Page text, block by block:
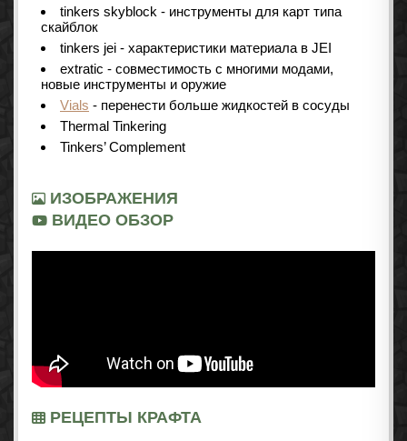
tinkers skyblock - инструменты для карт типа
скайблок
tinkers jei - характеристики материала в JEI
extratic - совместимость с многими модами,
новые инструменты и оружие
Vials - перенести больше жидкостей в сосуды
Thermal Tinkering
Tinkers’ Complement
ИЗОБРАЖЕНИЯ
ВИДЕО ОБЗОР
РЕЦЕПТЫ КРАФТА